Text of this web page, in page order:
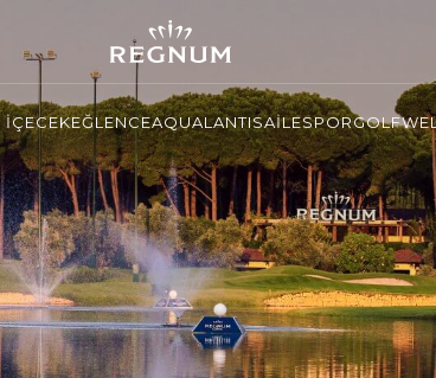
İÇECEKEĞLENCEAQUALANTISAİLESPORGOLF